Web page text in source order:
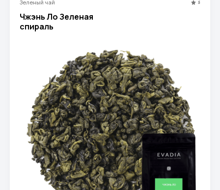
Зеленый чай 5
Чжэнь Ло Зеленая
спираль